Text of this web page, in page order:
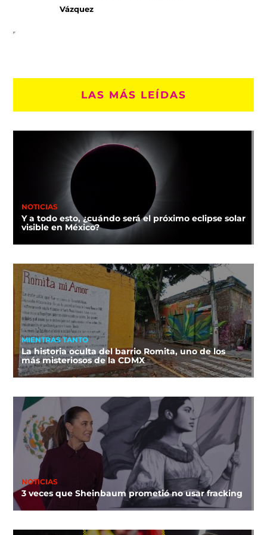
Vázquez
LAS MÁS LEÍDAS
NOTICIAS
Y a todo esto, ¿cuándo será el próximo eclipse solar
visible en México?
MIENTRAS TANTO
La historia oculta del barrio Romita, uno de los
más misteriosos de la CDMX
NOTICIAS
3 veces que Sheinbaum prometió no usar fracking